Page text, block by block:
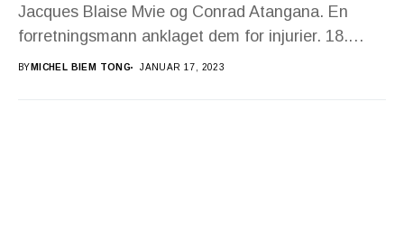
Jacques Blaise Mvie og Conrad Atangana. En
forretningsmann anklaget dem for injurier. 18.
januar 2023...
BY MICHEL BIEM TONG JANUAR 17, 2023